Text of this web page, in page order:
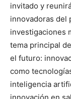
invitado y
innovadoras del
investigaciones
tema principal
el futuro:
como
inteligencia